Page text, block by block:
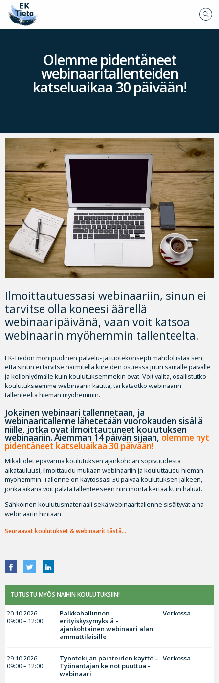
Olemme pidentäneet
webinaaritallenteiden
katseluaikaa 30 päivään!
Ilmoittautuessasi webinaariin, sinun ei
tarvitse olla koneesi äärellä
webinaaripäivänä, vaan voit katsoa
webinaarin myöhemmin tallenteelta.
EK-Tiedon monipuolinen palvelu- ja tuotekonsepti mahdollistaa sen,
että sinun ei tarvitse harmitella kiireiden osuessa juuri samalle päivälle
ja kellonlyömälle kuin koulutuksemmekin ovat. Voit valita, osallistutko
koulutukseemme webinaarin kautta, tai katsotko webinaarin
tallenteelta hieman myöhemmin.
Jokainen webinaari tallennetaan, ja
webinaaritallenne lähetetään vuorokauden sisällä
niille, jotka ovat ilmoittautuneet koulutuksen
webinaariin. Aiemman 14 päivän sijaan, olemme nyt
pidentäneet katseluaikaa 30 päivään!
Mikäli olet epävarma koulutuksen ajankohdan sopivuudesta
aikatauluusi, ilmoittaudu mukaan webinaariin ja kouluttaudu hieman
myöhemmin. Tallenne on käytössäsi 30 päivää koulutuksen jälkeen,
jonka aikana voit palata tallenteeseen niin monta kertaa kuin haluat.
Sähköinen koulutusmateriaali sekä webinaaritallenne sisältyvät aina
webinaarin hintaan.
Seuraavat koulutukset & webinaarit tästä…
TUTUSTU MYÖS NÄIHIN KOULUTUKSIIN!
20.10.2026
09:00 – 12:00
Palkkahallinnon
erityiskysymyksiä –
ajankohtainen webinaari alan
ammattilaisille
Verkossa
29.10.2026
09:00 – 12:00
Työntekijän päihteiden käyttö –
Työnantajan keinot puuttua -
webinaari
Verkossa